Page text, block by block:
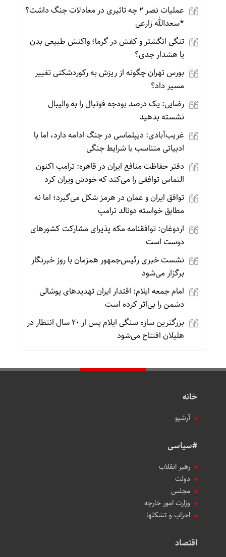
عملیات نصر ۲ چه تاثیری در معادلات جنگ داشت؟
*سعدالله زارعی
تنگی انگشتر و کفش در گرما؛ واکنش طبیعی بدن
یا هشدار جدی؟
بورس تهران چگونه از ریزش به رکوردشکنی تغییر
مسیر داد؟
رضایی: یک درصد بودجه فوتبال را به والیبال
نشسته بدهید
غریب‌آبادی: دیپلماسی در جنگ ادامه دارد، اما با
ادبیاتی متناسب با شرایط جنگی
دفتر حفاظت منافع ایران در قاهره: ترامپ اکنون
التماس توافقی را می‌کند که خودش ویران کرد
توافق ایران و عمان در هرمز شکل می‌گیرد؛ اما نه
مطابق خواسته دونالد ترامپ
اردوغان: توافقنامه مکه پذیرای مشارکت کشورهای
دوست است
نشست خبری رئیس‌جمهور همزمان با روز خبرنگار
برگزار می‌شود
امام جمعه ایلام: اقتدار ایران تهدیدهای پوشالی
دشمن را بی‌اثر کرده است
بزرگترین سازه سنگی ایلام پس از ۲۰ سال انتظار در
هلیلان افتتاح می‌شود
خانه
آرشیو
#سیاسی
رهبر انقلاب
دولت
مجلس
وزارت امور خارجه
احزاب و تشکلها
اقتصاد